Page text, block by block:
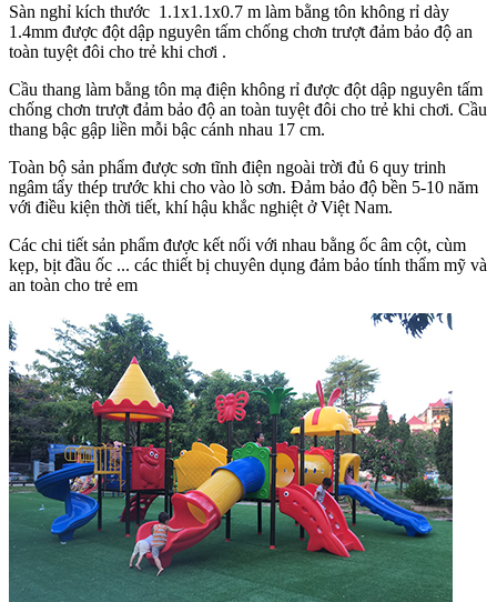
Sàn nghỉ kích thước 1.1x1.1x0.7 m làm bằng tôn không rỉ dày
1.4mm được đột dập nguyên tấm chống chơn trượt đảm bảo độ an
toàn tuyệt đôi cho trẻ khi chơi .
Cầu thang làm bằng tôn mạ điện không rỉ được đột dập nguyên tấm
chống chơn trượt đảm bảo độ an toàn tuyệt đôi cho trẻ khi chơi. Cầu
thang bậc gập liền mỗi bậc cánh nhau 17 cm.
Toàn bộ sản phẩm được sơn tĩnh điện ngoài trời đủ 6 quy trinh
ngâm tẩy thép trước khi cho vào lò sơn. Đảm bảo độ bền 5-10 năm
với điều kiện thời tiết, khí hậu khắc nghiệt ở Việt Nam.
Các chi tiết sản phẩm được kết nối với nhau bằng ốc âm cột, cùm
kẹp, bịt đầu ốc ... các thiết bị chuyên dụng đảm bảo tính thẩm mỹ và
an toàn cho trẻ em